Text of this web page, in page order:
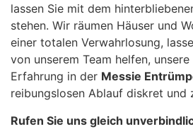
lassen Sie mit dem
stehen. Wir räumen Häuser und
einer totalen Verwahrlosung,
von unserem Team helfen,
Erfahrung in der Messie
reibungslosen Ablauf diskret und
Rufen Sie uns gleich